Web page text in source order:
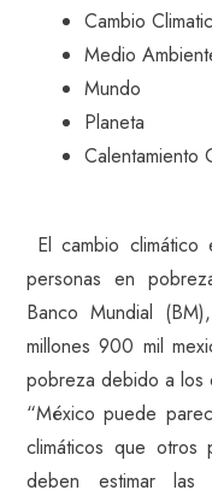
Cambio
Medio
Mundo
Planeta
Calentamiento
El cambio
personas en
Banco Mundial
millones 900 mil
pobreza debido a los
“México puede
climáticos que
deben estimar